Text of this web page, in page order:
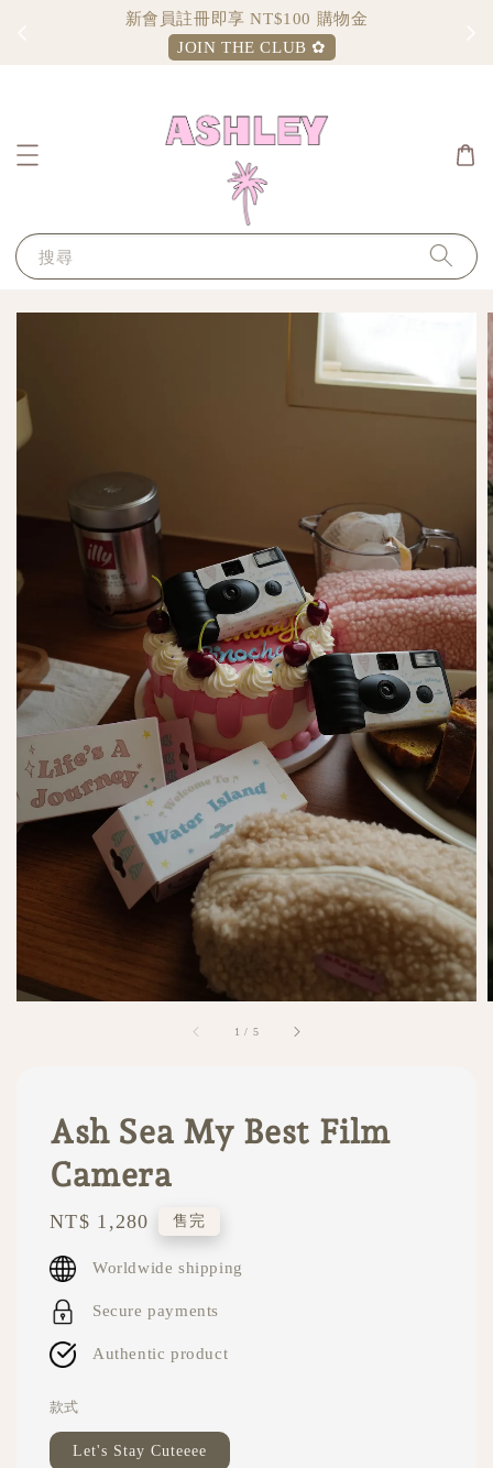
新會員註冊即享 NT$100 購物金
JOIN THE CLUB ✿
搜尋
1 / 5
Ash Sea My Best Film
Camera
Regular
price
NT$ 1,280 售完
Worldwide shipping
Secure payments
Authentic product
款式
Let's Stay Cuteeee